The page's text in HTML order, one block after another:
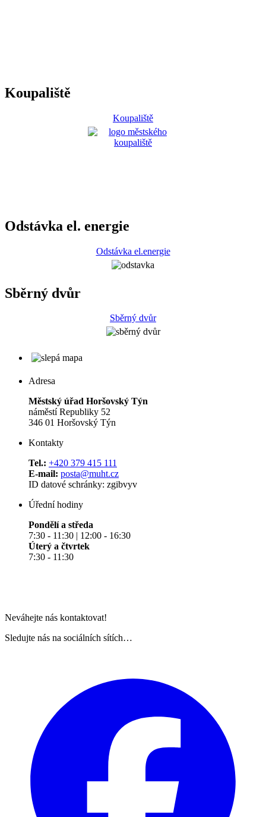
Koupaliště
Koupaliště
Odstávka el. energie
Odstávka el.energie
Sběrný dvůr
Sběrný dvůr
Adresa
Městský úřad Horšovský Týn
náměstí Republiky 52
346 01 Horšovský Týn
Kontakty
Tel.: +420 379 415 111
E-mail: posta@muht.cz
ID datové schránky: zgibvyv
Úřední hodiny
Pondělí a středa
7:30 - 11:30 | 12:00 - 16:30
Úterý a čtvrtek
7:30 - 11:30
Neváhejte nás kontaktovat!
Sledujte nás na sociálních sítích…